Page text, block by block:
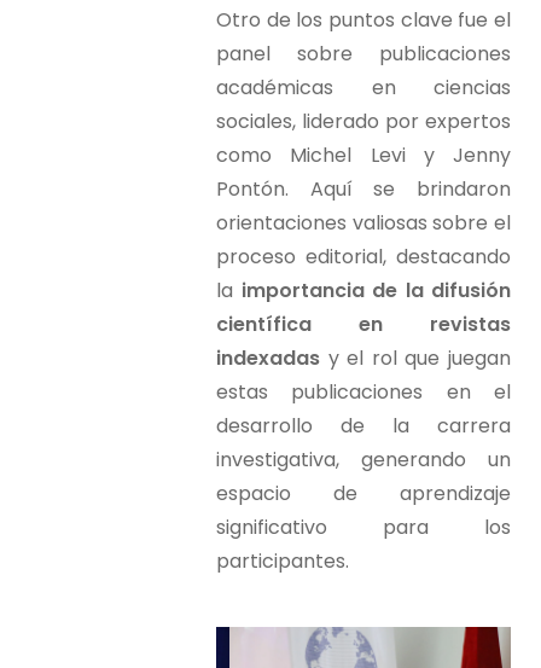
Otro de los puntos clave fue el
panel sobre publicaciones
académicas en ciencias
sociales, liderado por expertos
como Michel Levi y Jenny
Pontón. Aquí se brindaron
orientaciones valiosas sobre el
proceso editorial, destacando
la importancia de la difusión
científica en revistas
indexadas y el rol que juegan
estas publicaciones en el
desarrollo de la carrera
investigativa, generando un
espacio de aprendizaje
significativo para los
participantes.